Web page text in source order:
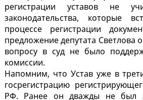
регистрации уставов не
законодательства, которые
процессе регистрации
предложение депутата Светлова
вопросу в суд не было
комиссии.
Напомним, что Устав уже в
госрегистрацию
РФ. Ранее он дважды не был